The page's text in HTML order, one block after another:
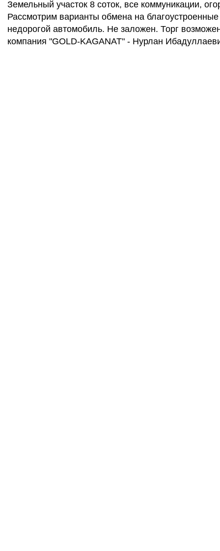
Земельный участок 8 соток, все коммуникации,
Рассмотрим варианты обмена на
недорогой автомобиль. Не заложен. Торг
компания "GOLD-KAGANAT" - Нурлан